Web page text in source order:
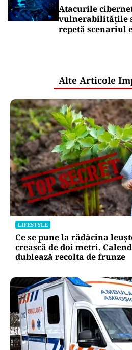
Atacurile
vulnerabilitățile
repetă scenariul
Alte Articole
LIFESTYLE
Ce se pune la rădăcina
crească de doi metri.
dublează recolta de frunze